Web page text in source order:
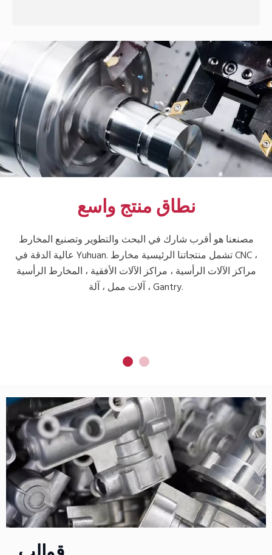
نطاق منتج واسع
مصنعنا هو أقرب شارك في البحث والتطوير وتصنيع المخارط
عالية الدقة في Yuhuan. تشمل منتجاتنا الرئيسية مخارط CNC ،
مراكز الآلات الرأسية ، مراكز الآلات الأفقية ، المخارط الرأسية
، آلات ممل ، آلة Gantry.